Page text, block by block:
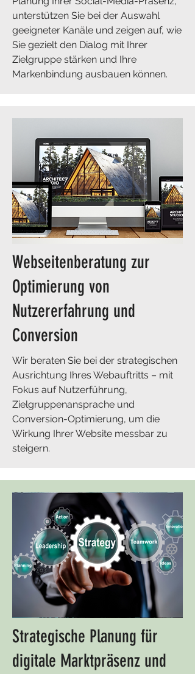
unterstützen Sie bei der Auswahl
geeigneter Kanäle und zeigen auf, wie
Sie gezielt den Dialog mit Ihrer
Zielgruppe stärken und Ihre
Markenbindung ausbauen können.
​Webseitenberatung zur
Optimierung von
Nutzererfahrung und
Conversion
Wir beraten Sie bei der strategischen
Ausrichtung Ihres Webauftritts – mit
Fokus auf Nutzerführung,
Zielgruppenansprache und
Conversion-Optimierung, um die
Wirkung Ihrer Website messbar zu
steigern.
Strategische Planung für
digitale Marktpräsenz und